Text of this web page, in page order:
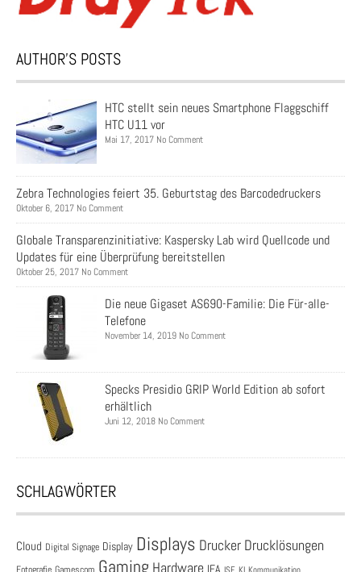
AUTHOR’S POSTS
HTC stellt sein neues Smartphone Flaggschiff
HTC U11 vor
Mai 17, 2017 No Comment
Zebra Technologies feiert 35. Geburtstag des Barcodedruckers
Oktober 6, 2017 No Comment
Globale Transparenzinitiative: Kaspersky Lab wird Quellcode und
Updates für eine Überprüfung bereitstellen
Oktober 25, 2017 No Comment
Die neue Gigaset AS690-Familie: Die Für-alle-
Telefone
November 14, 2019 No Comment
Specks Presidio GRIP World Edition ab sofort
erhältlich
Juni 12, 2018 No Comment
SCHLAGWÖRTER
Cloud Digital Signage Display Displays Drucker Drucklösungen
Gaming Hardware IFA